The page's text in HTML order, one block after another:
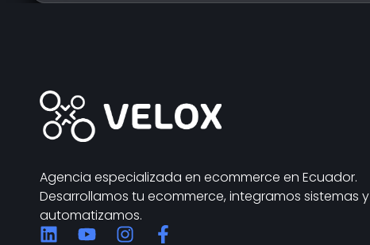
Agencia especializada en ecommerce en Ecuador.
Desarrollamos tu ecommerce, integramos sistemas y
automatizamos.